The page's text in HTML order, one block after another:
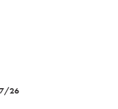
26